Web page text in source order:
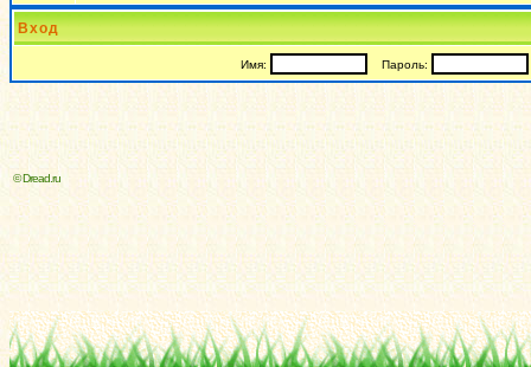
Вход
Имя: Пароль:
© Dread.ru